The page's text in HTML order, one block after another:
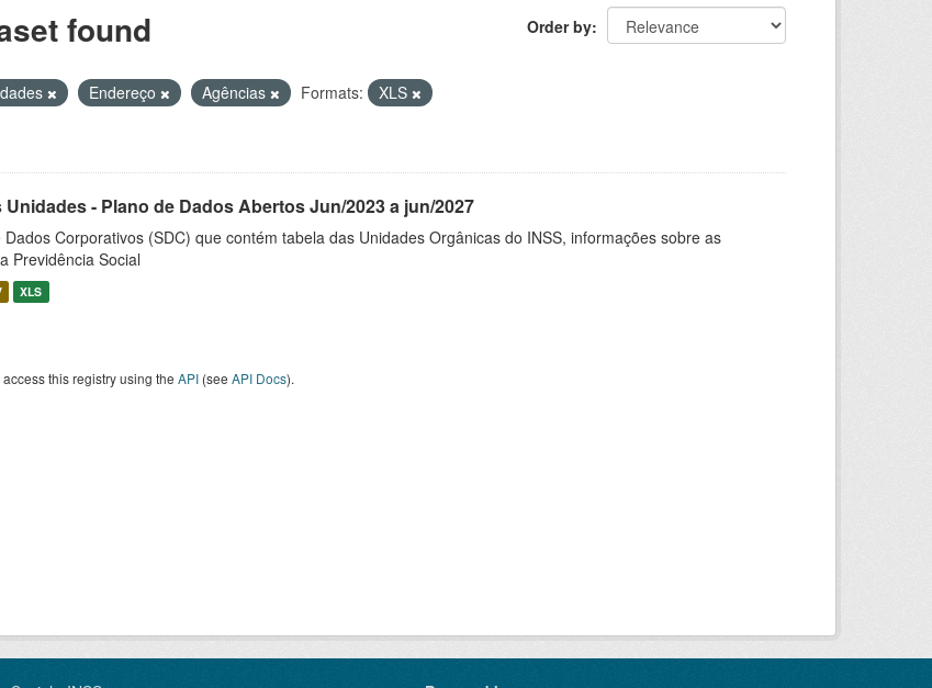
Order by
found
Endereço Agências Formats:
XLS
Unidades - Plano de Dados Abertos Jun/2023 a jun/2027
Dados Corporativos (SDC) que contém tabela das Unidades Orgânicas do INSS, informações sobre as
Previdência Social
XLS
this registry using the API (see API Docs).